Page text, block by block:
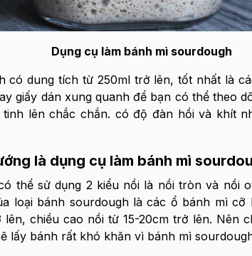
Dụng cụ làm bánh mì sourdough
có dung tích từ 250ml trở lên, tốt nhất là
giấy dán xung quanh để bạn có thể theo
lên chắc chắn. có độ đàn hồi và khít
là dụng cụ làm bánh mì
thể sử dụng 2 kiểu nồi là nồi tròn và nồi
loại bánh sourdough là các ổ bánh mì
chiều cao nồi từ 15-20cm trở lên. Nên
lấy bánh rất khó khăn vì bánh mì